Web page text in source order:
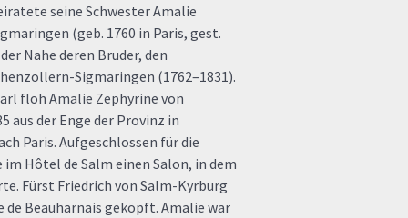
seine Schwester Amalie
(geb. 1760 in Paris, gest.
Nahe deren Bruder, den
Sigmaringen (1762–1831).
floh Amalie Zephyrine von
aus der Enge der Provinz in
Paris. Aufgeschlossen für die
Hôtel de Salm einen Salon, in dem
Fürst Friedrich von Salm-Kyrburg
Beauharnais geköpft. Amalie war